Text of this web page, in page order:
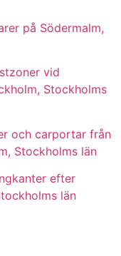
på Södermalm,
vid
Stockholms
och carportar från
Stockholms län
efter
län